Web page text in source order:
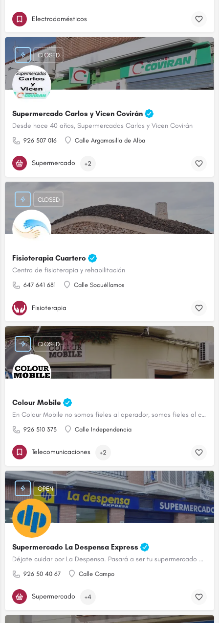
Electrodomésticos
Supermercado Carlos y Vicen Covirán
Desde hace 40 años, Supermercados Carlos y Vicen Covirán
926 507 016 Calle Argamasilla de Alba
CLOSED
Supermercado +2
Fisioterapia Cuartero
Centro de fisioterapia y rehabilitación
647 641 681 Calle Socuéllamos
CLOSED
Fisioterapia
Colour Mobile
En Colour Mobile no somos fieles al operador, somos fieles al cliente
926 510 373 Calle Independencia
CLOSED
Telecomunicaciones +2
Supermercado La Despensa Express
Déjate cuidar por La Despensa. Pasará a ser tu supermercado de confianza.
926 50 40 67 Calle Campo
OPEN
Supermercado +4